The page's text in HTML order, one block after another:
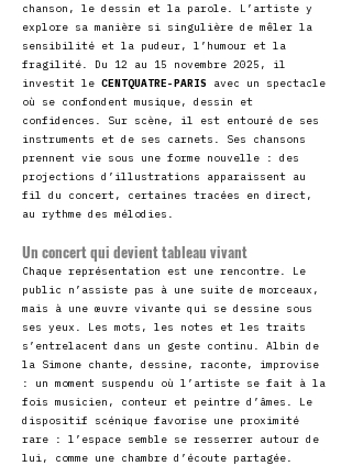
chanson, le dessin et la parole. L’artiste y
explore sa manière si singulière de mêler la
sensibilité et la pudeur, l’humour et la
fragilité. Du 12 au 15 novembre 2025, il
investit le CENTQUATRE-PARIS avec un spectacle
où se confondent musique, dessin et
confidences. Sur scène, il est entouré de ses
instruments et de ses carnets. Ses chansons
prennent vie sous une forme nouvelle : des
projections d’illustrations apparaissent au
fil du concert, certaines tracées en direct,
au rythme des mélodies.
Un concert qui devient tableau vivant
Chaque représentation est une rencontre. Le
public n’assiste pas à une suite de morceaux,
mais à une œuvre vivante qui se dessine sous
ses yeux. Les mots, les notes et les traits
s’entrelacent dans un geste continu. Albin de
la Simone chante, dessine, raconte, improvise
: un moment suspendu où l’artiste se fait à la
fois musicien, conteur et peintre d’âmes. Le
dispositif scénique favorise une proximité
rare : l’espace semble se resserrer autour de
lui, comme une chambre d’écoute partagée.